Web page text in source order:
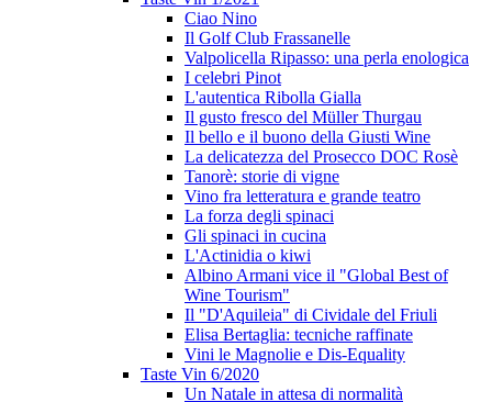
Ciao Nino
Il Golf Club Frassanelle
Valpolicella Ripasso: una perla enologica
I celebri Pinot
L'autentica Ribolla Gialla
Il gusto fresco del Müller Thurgau
Il bello e il buono della Giusti Wine
La delicatezza del Prosecco DOC Rosè
Tanorè: storie di vigne
Vino fra letteratura e grande teatro
La forza degli spinaci
Gli spinaci in cucina
L'Actinidia o kiwi
Albino Armani vice il "Global Best of
Wine Tourism"
Il "D'Aquileia" di Cividale del Friuli
Elisa Bertaglia: tecniche raffinate
Vini le Magnolie e Dis-Equality
Taste Vin 6/2020
Un Natale in attesa di normalità